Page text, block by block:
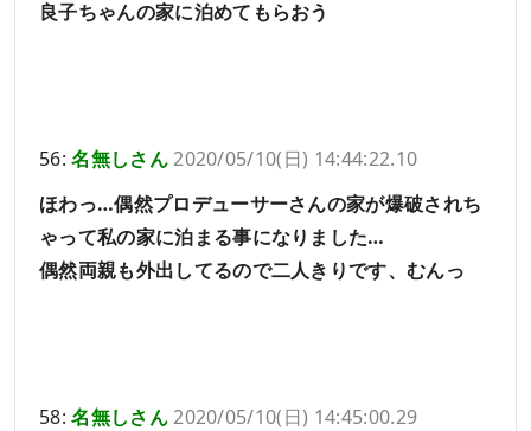
良子ちゃんの家に泊めてもらおう
56:名無しさん2020/05/10(日) 14:44:22.10
ほわっ…偶然プロデューサーさんの家が爆破されち
ゃって私の家に泊まる事になりました…
偶然両親も外出してるので二人きりです、むんっ
58:名無しさん2020/05/10(日) 14:45:00.29